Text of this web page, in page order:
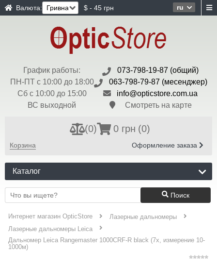
ru
Валюта: $ - 45 грн
График работы:
ПН-ПТ с 10:00 до 18:00
Сб с 10:00 до 15:00
ВС выходной
073-798-19-87 (общий)
063-798-79-87 (месенджер)
info@opticstore.com.ua
Смотреть на карте
(0) 0 грн (0)
Корзина Оформление заказа
Каталог
Поиск
Интернет магазин OpticStore
Лазерные дальномеры
Лазерные дальномеры Leica
Дальномер Leica Rangemaster 1000CRF-R black (7x, измерение 10-
1000м)